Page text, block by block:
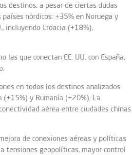
destinos, a pesar de ciertas dudas
nórdicos: +35% en Noruega y
incluyendo Croacia (+18%),
que conectan EE. UU. con España,
en todos los destinos analizados
(+15%) y Rumanía (+20%). La
aérea entre ciudades chinas
de conexiones aéreas y políticas
tensiones geopolíticas, mayor control